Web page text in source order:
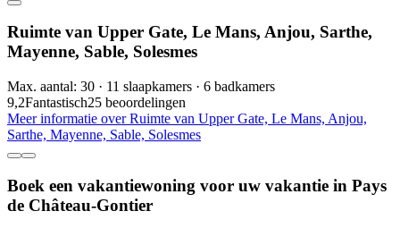
Ruimte van Upper Gate, Le Mans, Anjou, Sarthe,
Mayenne, Sable, Solesmes
Max. aantal: 30 · 11 slaapkamers · 6 badkamers
9,2Fantastisch25 beoordelingen
Meer informatie over Ruimte van Upper Gate, Le Mans, Anjou,
Sarthe, Mayenne, Sable, Solesmes
Boek een vakantiewoning voor uw vakantie in Pays
de Château-Gontier